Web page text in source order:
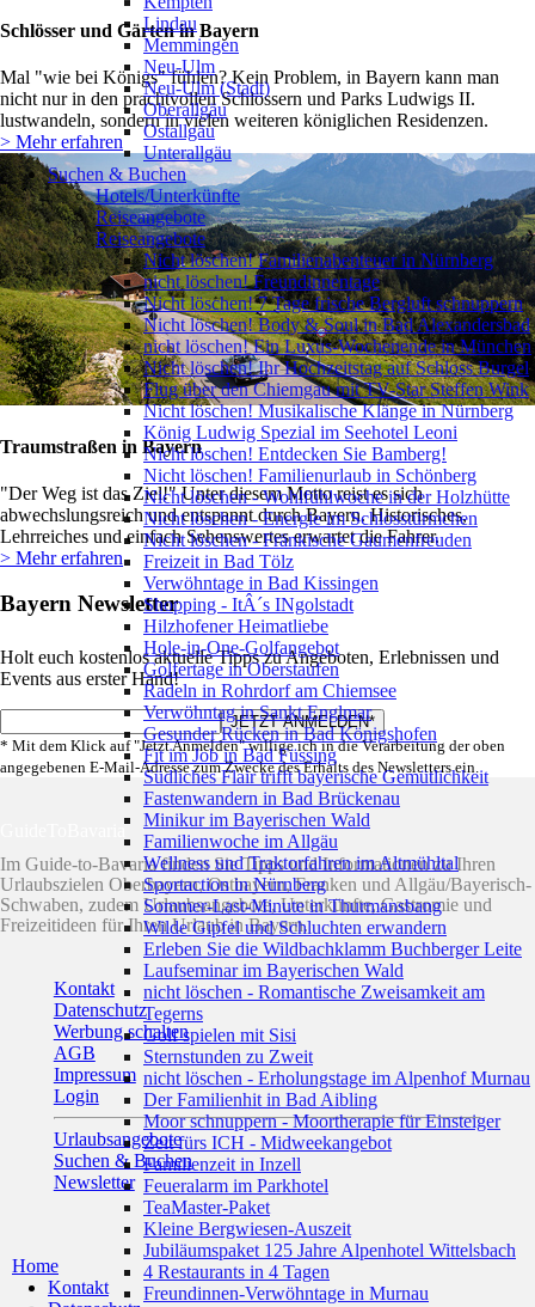
Schlösser und Gärten in Bayern
Mal "wie bei Königs" fühlen? Kein Problem, in Bayern kann man
nicht nur in den prachtvollen Schlössern und Parks Ludwigs II.
lustwandeln, sondern in vielen weiteren königlichen Residenzen.
> Mehr erfahren
Traumstraßen in Bayern
"Der Weg ist das Ziel!" Unter diesem Motto reist es sich
abwechslungsreich und entspannt durch Bayern. Historisches,
Lehrreiches und einfach Sehenswertes erwartet die Fahrer.
> Mehr erfahren
Bayern Newsletter
Holt euch kostenlos aktuelle Tipps zu Angeboten, Erlebnissen und
Events aus erster Hand!
* Mit dem Klick auf "Jetzt Anmelden" willige ich in die Verarbeitung der oben
angegebenen E-Mail-Adresse zum Zwecke des Erhalts des Newsletters ein.
Im Guide-to-Bavaria finden Sie Tipps und Informationen zu Ihren
Urlaubszielen Oberbayern, Ostbayern, Franken und Allgäu/Bayerisch-
Schwaben, zudem Urlaubsangebote, Unterkünfte, Gastromie und
Freizeitideen für Ihren Urlaub in Bayern.
Kontakt
Datenschutz
Werbung schalten
AGB
Impressum
Login
Urlaubsangebote
Suchen & Buchen
Newsletter
Home
Kontakt
Lindau
Memmingen
Neu-Ulm
Neu-Ulm (Stadt)
Oberallgäu
Ostallgäu
Unterallgäu
Suchen & Buchen
Hotels/Unterkünfte
Reiseangebote
Reiseangebote
❯
Nicht löschen! Familienabenteuer in Nürnberg
nicht löschen! Freundinnentage
Nicht löschen! 7 Tage frische Bergluft schnuppern
Nicht löschen! Body & Soul in Bad Alexandersbad
nicht löschen! Ein Luxus-Wochenende in München
Nicht löschen! Ihr Hochzeitstag auf Schloss Burgel
Flug über den Chiemgau mit TV-Star Steffen Wink
Nicht löschen! Musikalische Klänge in Nürnberg
König Ludwig Spezial im Seehotel Leoni
Nicht löschen! Entdecken Sie Bamberg!
Nicht löschen! Familienurlaub in Schönberg
Nicht löschen - Wohlfühlwoche in der Holzhütte
Nicht löschen - Energie im Schlosstürmchen
Nicht löschen - Fränkische Gaumenfreuden
Freizeit in Bad Tölz
Verwöhntage in Bad Kissingen
Shopping - ItÂ´s INgolstadt
Hilzhofener Heimatliebe
Hole-in-One-Golfangebot
Golfertage in Oberstaufen
Radeln in Rohrdorf am Chiemsee
Verwöhntag in Sankt Englmar
Gesunder Rücken in Bad Königshofen
Fit im Job in Bad Füssing
Südliches Flair trifft bayerische Gemütlichkeit
Fastenwandern in Bad Brückenau
Minikur im Bayerischen Wald
Familienwoche im Allgäu
Wellness und Traktorfahren im Altmühltal
Sportaction in Nürnberg
Sommer-Last-Minute in Thurmansbang
Wilde Gipfel und Schluchten erwandern
Erleben Sie die Wildbachklamm Buchberger Leite
Laufseminar im Bayerischen Wald
nicht löschen - Romantische Zweisamkeit am
Tegerns
Golf spielen mit Sisi
Sternstunden zu Zweit
nicht löschen - Erholungstage im Alpenhof Murnau
Der Familienhit in Bad Aibling
Moor schnuppern - Moortherapie für Einsteiger
Zeit fürs ICH - Midweekangebot
Familienzeit in Inzell
Feueralarm im Parkhotel
TeaMaster-Paket
Kleine Bergwiesen-Auszeit
Jubiläumspaket 125 Jahre Alpenhotel Wittelsbach
4 Restaurants in 4 Tagen
Freundinnen-Verwöhntage in Murnau